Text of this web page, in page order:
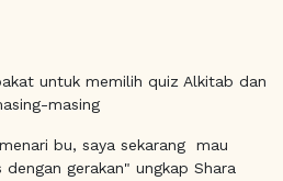
untuk memilih quiz Alkitab dan
masing
bu, saya sekarang mau
gerakan" ungkap Shara